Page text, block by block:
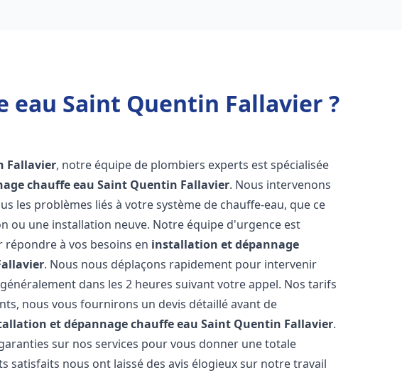
Saint Quentin Fallavier ?
Fallavier, notre équipe de plombiers experts est spécialisée
chauffe eau Saint Quentin Fallavier. Nous intervenons
les problèmes liés à votre système de chauffe-eau, que ce
ou une installation neuve. Notre équipe d'urgence est
à vos besoins en installation et dépannage
. Nous nous déplaçons rapidement pour intervenir
dans les 2 heures suivant votre appel. Nos tarifs
nous vous fournirons un devis détaillé avant de
et dépannage chauffe eau Saint Quentin Fallavier.
sur nos services pour vous donner une totale
satisfaits nous ont laissé des avis élogieux sur notre travail